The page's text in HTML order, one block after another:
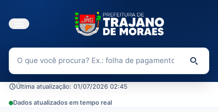
Buscar no Portal da Transparência
Última atualização: 01/07/2026 02:45
Dados atualizados em tempo real